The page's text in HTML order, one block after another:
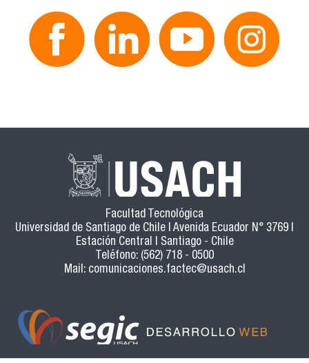
Facultad Tecnológica
Universidad de Santiago de Chile | Avenida Ecuador N° 3769 |
Estación Central | Santiago - Chile
Teléfono: (562) 718 - 0500
Mail: comunicaciones.factec@usach.cl